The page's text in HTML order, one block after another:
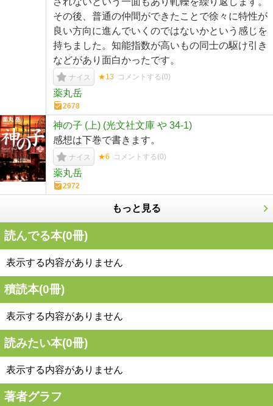
その後、普通の仲間ができたことで徐々に特性が
良い方向に進んでいくのではないかという感じを
持ちました。知能指数が高いもの同士の駆け引き
などがあり面白かったです。
ナイス ★13 コメントする(0)
薬丸岳
2678
神の子 (上) (光文社文庫 や 34-1)
感想は下巻で書きます。
ナイス ★6 コメントする(0)
薬丸岳
2972
もっと見る
読んでる本(0冊)
表示する内容がありません
積読本(0冊)
表示する内容がありません
読みたい本(0冊)
表示する内容がありません
著者グラフ